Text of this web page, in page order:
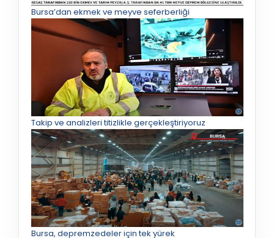
Bursa’dan ekmek ve meyve seferberliği
Takip ve analizleri titizlikle gerçekleştiriyoruz
Bursa, depremzedeler için tek yürek